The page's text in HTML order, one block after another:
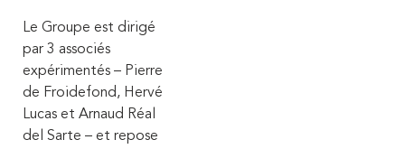
Le Groupe est dirigé
par 3 associés
expérimentés – Pierre
de Froidefond, Hervé
Lucas et Arnaud Réal
del Sarte – et repose